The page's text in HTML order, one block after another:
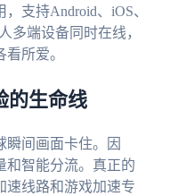
支持Android、iOS、
多端设备同时在线，
所爱。
的生命线
瞬间画面卡住。因
和智能分流。真正的
速线路和游戏加速专